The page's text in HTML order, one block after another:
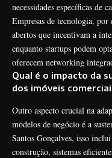
necessidades específicas de
Empresas de tecnologia,
abertos que incentivam a
enquanto startups podem
oferecem networking
Qual é o impacto da
dos imóveis
Outro aspecto crucial na
modelos de negócio é a
Santos Gonçalves, isso
construção, sistemas